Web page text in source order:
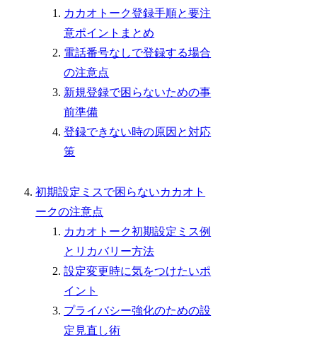
カカオトーク登録手順と要注
意ポイントまとめ
電話番号なしで登録する場合
の注意点
新規登録で困らないための事
前準備
登録できない時の原因と対応
策
初期設定ミスで困らないカカオト
ークの注意点
カカオトーク初期設定ミス例
とリカバリー方法
設定変更時に気をつけたいポ
イント
プライバシー強化のための設
定見直し術